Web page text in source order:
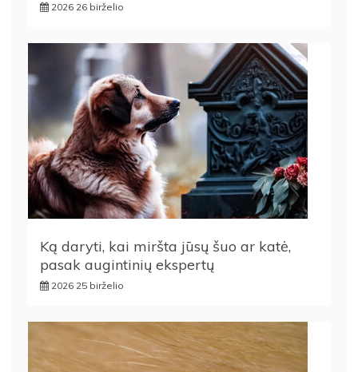
2026 26 birželio
Ką daryti, kai miršta jūsų šuo ar katė,
pasak augintinių ekspertų
2026 25 birželio